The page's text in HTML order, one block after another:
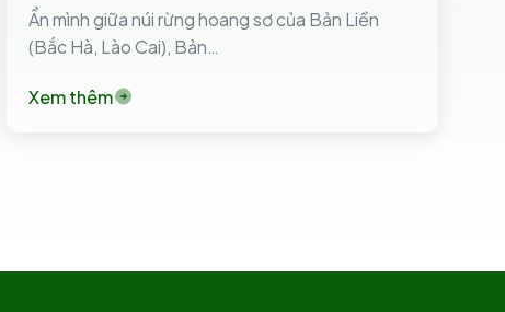
Ẩn mình giữa núi rừng hoang sơ của Bản Liền
(Bắc Hà, Lào Cai), Bản…
Xem thêm